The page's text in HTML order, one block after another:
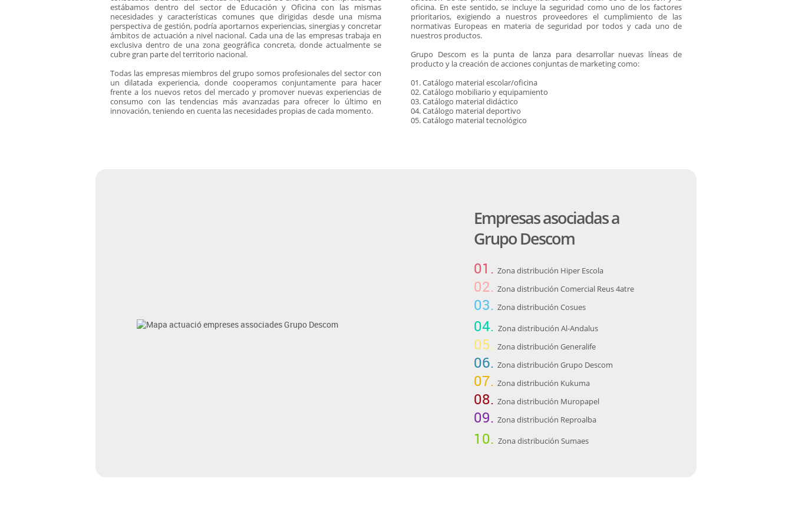
Plastifica, encuaderna, destruye
Papel y manipulados
Lenguaje & idiomas
estábamos dentro del sector de Educación y Oficina con las mismas
necesidades y características comunes que dirigidas desde una misma
perspectiva de gestión, podría aportarnos experiencias, sinergias y concretar
ámbitos de actuación a nivel nacional. Cada una de las empresas trabaja en
exclusiva dentro de una zona geográfica concreta, donde actualmente se
cubre gran parte del territorio nacional.
Todas las empresas miembros del grupo somos profesionales del sector con
un dilatada experiencia, donde cooperamos conjuntamente para hacer
frente a los nuevos retos del mercado y promover nuevas experiencias de
consumo con las tendencias más avanzadas para ofrecer lo último en
innovación, teniendo en cuenta las necesidades propias de cada momento.
oficina. En este sentido, se incluye la seguridad como uno de los factores
prioritarios, exigiendo a nuestros proveedores el cumplimiento de las
normativas Europeas en materia de seguridad por todos y cada uno de
nuestros productos.
Grupo Descom es la punta de lanza para desarrollar nuevas líneas de
producto y la creación de acciones conjuntas de marketing como:
01. Catálogo material escolar/oficina
02. Catálogo mobiliario y equipamiento
03. Catálogo material didáctico
04. Catálogo material deportivo
05. Catálogo material tecnológico
Empresas asociadas a
Grupo Descom
01. Zona distribución Hiper Escola
02. Zona distribución Comercial Reus 4atre
03. Zona distribución Cosues
04. Zona distribución Al-Andalus
05. Zona distribución Generalife
06. Zona distribución Grupo Descom
07. Zona distribución Kukuma
08. Zona distribución Muropapel
09. Zona distribución Reproalba
10. Zona distribución Sumaes